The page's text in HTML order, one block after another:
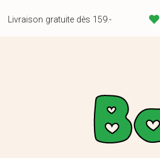
Livraison gratuite dès 159.-